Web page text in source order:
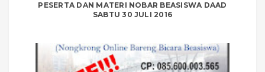
PESERTA DAN MATERI NOBAR BEASISWA DAAD
SABTU 30 JULI 2016